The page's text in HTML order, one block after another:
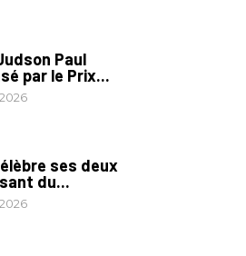
Paul
par le Prix...
ses deux
du...